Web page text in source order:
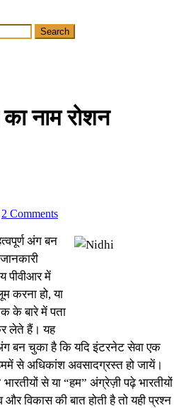
नाम रोशन
2 Comments
अंग बन
पीवीआर में
करना हो, या
के बारे में पता
लेते हैं। यह
बन चुका है कि यदि इंटरनेट सेवा एक
से अधिकांश अवसादग्रस्त हो जायें।
से या “हम” अंग्रेज़ी पढ़े भारतीयों
विकास की बात होती है तो यही प्रश्न